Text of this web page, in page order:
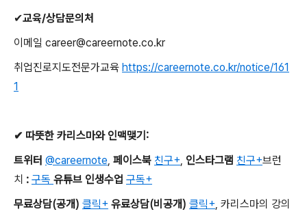
✔교육/상담문의처
이메일 career@careernote.co.kr
취업진로지도전문가교육 https://careernote.co.kr/notice/161
1
✔ 따뜻한 카리스마와 인맥맺기 :
트위터 @careernote, 페이스북 친구+, 인스타그램 친구+브런
치 : 구독 유튜브 인생수업 구독+
무료상담(공개) 클릭+ 유료상담(비공개) 클릭+, 카리스마의 강의